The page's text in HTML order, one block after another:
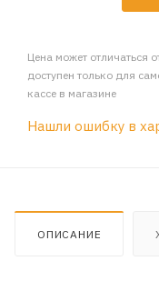
Цена может отличаться
доступен только для
кассе в магазине
Нашли ошибку в
ОПИСАНИЕ